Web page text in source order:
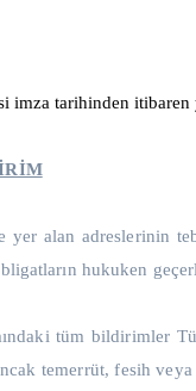
imza tarihinden
yer alan adreslerinin
hukuken
tüm bildirimler
temerrüt, fesih